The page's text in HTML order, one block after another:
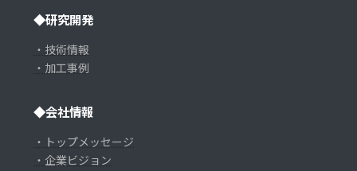
◆研究開発
・技術情報
・加工事例
◆会社情報
・トップメッセージ
・企業ビジョン